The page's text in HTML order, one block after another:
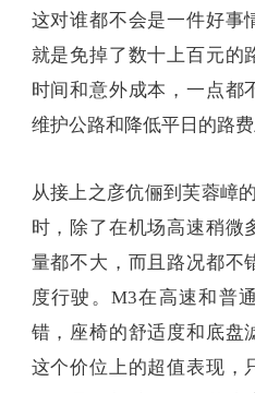
这对谁都不会是一件好事
就是免掉了数十上百元的
时间和意外成本，一点都
维护公路和降低平日的路费
从接上之彦伉俪到芙蓉嶂
时，除了在机场高速稍微
量都不大，而且路况都不
度行驶。M3在高速和普
错，座椅的舒适度和底盘
这个价位上的超值表现，